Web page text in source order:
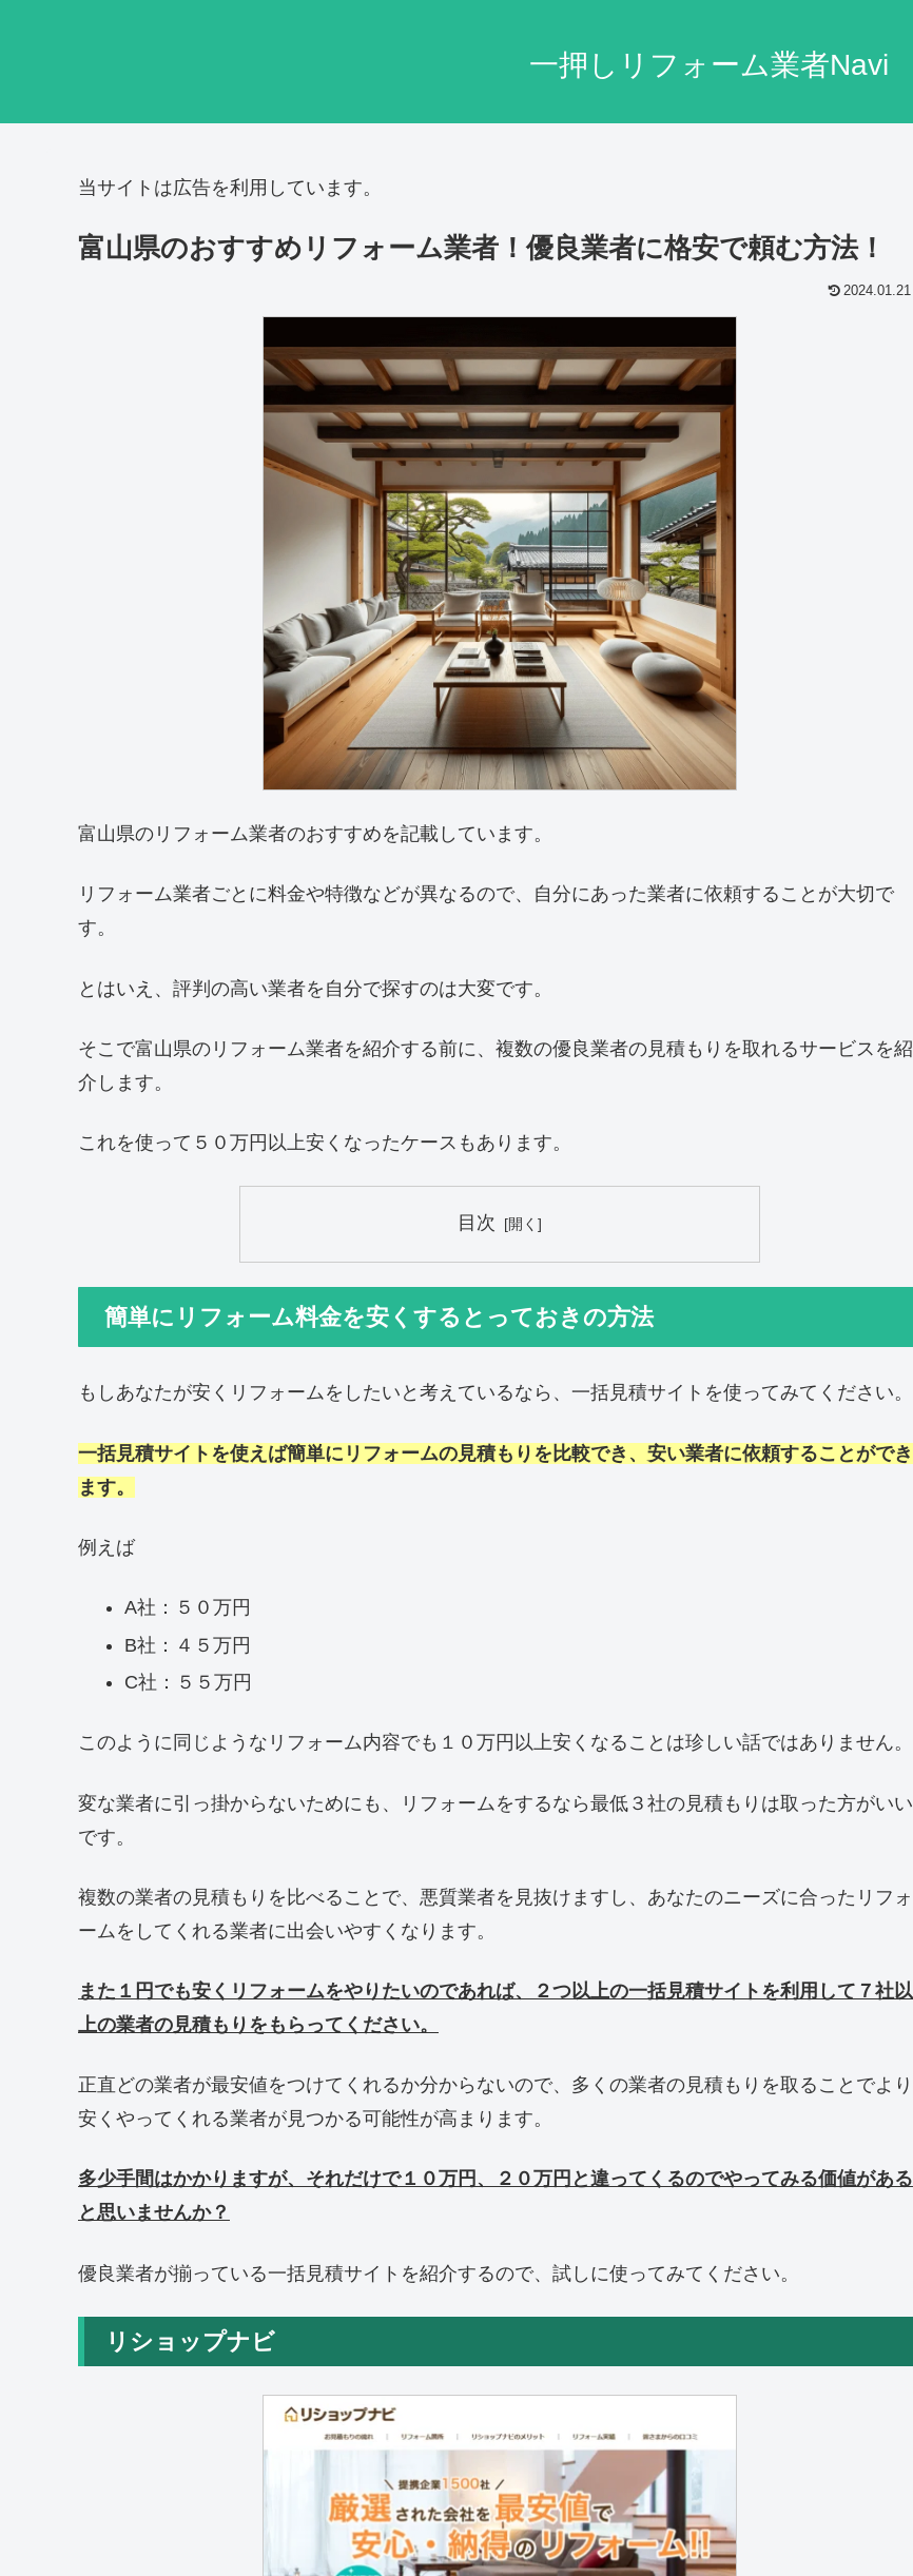
一押しリフォーム業者Navi
当サイトは広告を利用しています。
富山県のおすすめリフォーム業者！優良業者に格安で頼む方法！
2024.01.21
富山県のリフォーム業者のおすすめを記載しています。
リフォーム業者ごとに料金や特徴などが異なるので、自分にあった業者に依頼することが大切で
す。
とはいえ、評判の高い業者を自分で探すのは大変です。
そこで富山県のリフォーム業者を紹介する前に、複数の優良業者の見積もりを取れるサービスを紹
介します。
これを使って５０万円以上安くなったケースもあります。
目次
簡単にリフォーム料金を安くするとっておきの方法
もしあなたが安くリフォームをしたいと考えているなら、一括見積サイトを使ってみてください。
一括見積サイトを使えば簡単にリフォームの見積もりを比較でき、安い業者に依頼することができ
ます。
例えば
A社：５０万円
B社：４５万円
C社：５５万円
このように同じようなリフォーム内容でも１０万円以上安くなることは珍しい話ではありません。
変な業者に引っ掛からないためにも、リフォームをするなら最低３社の見積もりは取った方がいい
です。
複数の業者の見積もりを比べることで、悪質業者を見抜けますし、あなたのニーズに合ったリフォ
ームをしてくれる業者に出会いやすくなります。
また１円でも安くリフォームをやりたいのであれば、２つ以上の一括見積サイトを利用して７社以
上の業者の見積もりをもらってください。
正直どの業者が最安値をつけてくれるか分からないので、多くの業者の見積もりを取ることでより
安くやってくれる業者が見つかる可能性が高まります。
多少手間はかかりますが、それだけで１０万円、２０万円と違ってくるのでやってみる価値がある
と思いませんか？
優良業者が揃っている一括見積サイトを紹介するので、試しに使ってみてください。
リショップナビ